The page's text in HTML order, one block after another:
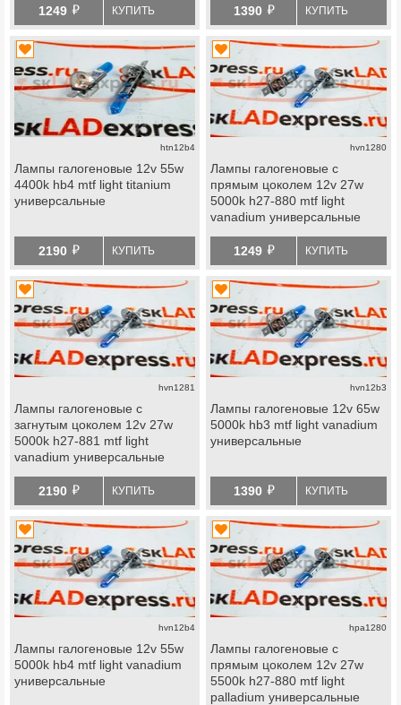
1249 й КУПИТЬ 1390 й КУПИТЬ
htn12b4
Лампы галогеновые 12v 55w
4400k hb4 mtf light titanium
универсальные
2190 й КУПИТЬ
hvn1280
Лампы галогеновые с
прямым цоколем 12v 27w
5000k h27-880 mtf light
vanadium универсальные
1249 й КУПИТЬ
hvn1281
Лампы галогеновые с
загнутым цоколем 12v 27w
5000k h27-881 mtf light
vanadium универсальные
2190 й КУПИТЬ
hvn12b3
Лампы галогеновые 12v 65w
5000k hb3 mtf light vanadium
универсальные
1390 й КУПИТЬ
hvn12b4
Лампы галогеновые 12v 55w
5000k hb4 mtf light vanadium
универсальные
hpa1280
Лампы галогеновые с
прямым цоколем 12v 27w
5500k h27-880 mtf light
palladium универсальные